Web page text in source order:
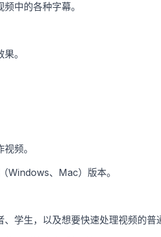
中的各种字幕。
。
频。
Windows、Mac）版本。
学生，以及想要快速处理视频的普